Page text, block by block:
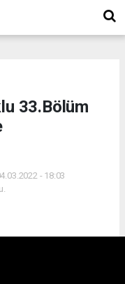
33.Bölüm
- 18:03